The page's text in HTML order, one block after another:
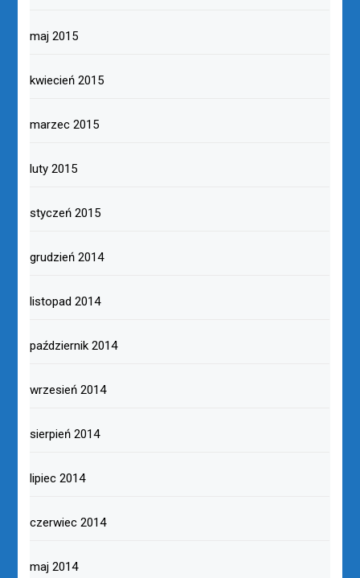
maj 2015
kwiecień 2015
marzec 2015
luty 2015
styczeń 2015
grudzień 2014
listopad 2014
październik 2014
wrzesień 2014
sierpień 2014
lipiec 2014
czerwiec 2014
maj 2014